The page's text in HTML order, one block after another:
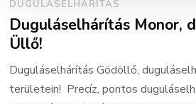
DUGULÁSELHÁRÍTÁS
Duguláselhárítás Monor,
Üllő!
Duguláselhárítás Gödöllő,
területein! Precíz, pontos